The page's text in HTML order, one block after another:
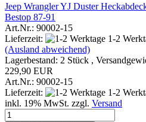
Jeep Wrangler YJ Duster
Bestop 87-91
Art.Nr.: 90002-15
Lieferzeit:
1-2
(Ausland abweichend)
Lagerbestand: 2 Stück ,
229,90 EUR
Art.Nr.: 90002-15
Lieferzeit:
1-2
inkl. 19% MwSt. zzgl. Versand